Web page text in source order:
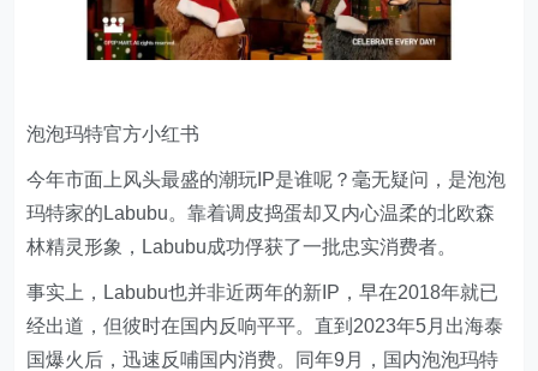
泡泡玛特官方小红书
今年市面上风头最盛的潮玩IP是谁呢？毫无疑问，是泡泡
玛特家的Labubu。靠着调皮捣蛋却又内心温柔的北欧森
林精灵形象，Labubu成功俘获了一批忠实消费者。
事实上，Labubu也并非近两年的新IP，早在2018年就已
经出道，但彼时在国内反响平平。直到2023年5月出海泰
国爆火后，迅速反哺国内消费。同年9月，国内泡泡玛特